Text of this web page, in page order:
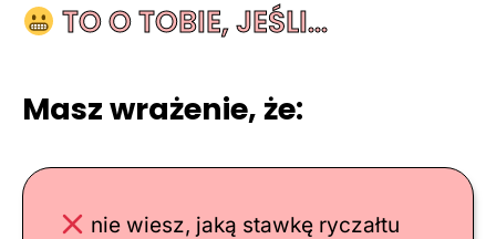
TO O TOBIE, JEŚLI…
Masz wrażenie, że:
nie wiesz, jaką stawkę ryczałtu